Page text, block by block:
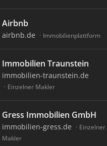
Airbnb
airbnb.de Immobilienplattform
Immobilien Traunstein
immobilien-traunstein.de
Einzelner Makler
Gress Immobilien GmbH
immobilien-gress.de
Einzelner
Makler